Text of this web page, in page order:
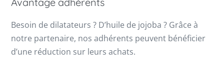
Besoin de dilatateurs ? D’huile de jojoba ? Grâce à
notre partenaire, nos adhérents peuvent bénéficier
d’une réduction sur leurs achats.